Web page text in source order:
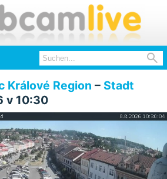

Králové Region – Stadt
v 10:30